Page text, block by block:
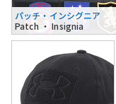
パッチ・インシグニア
Patch ・ Insignia